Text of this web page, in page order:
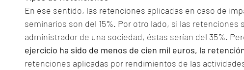
En ese sentido, las retenciones aplicadas en caso de
seminarios son del 15%. Por otro lado, si las retenciones
administrador de una sociedad, éstas serían del 35%.
ejercicio ha sido de menos de cien mil euros, la
retenciones aplicadas por rendimientos de las